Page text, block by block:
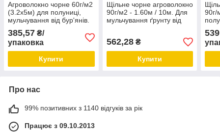
Агроволокно чорне 60г/м2
(3.2х5м) для полуниці,
мульчування від бур'янів.
Україна.
385,57 ₴/
упаковка
Купити
Щільне чорне агроволокно
90г/м2 - 1.60м / 10м. Для
мульчування ґрунту від
562,28₴
Купити
Про нас
99% позитивних з 1140 відгуків за рік
Працює з 09.10.2013